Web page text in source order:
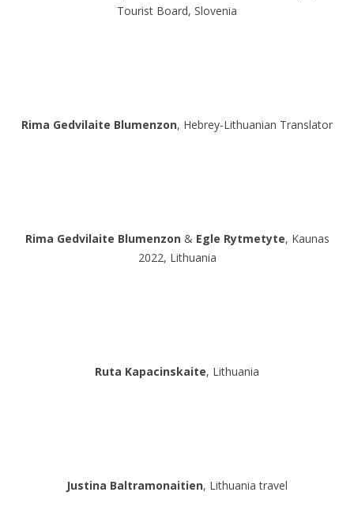
Tourist Board, Slovenia
Rima Gedvilaite Blumenzon, Hebrey-Lithuanian Translator
Rima Gedvilaite Blumenzon& Egle Rytmetyte, Kaunas
2022, Lithuania
Ruta Kapacinskaite, Lithuania
Justina Baltramonaitien, Lithuania travel